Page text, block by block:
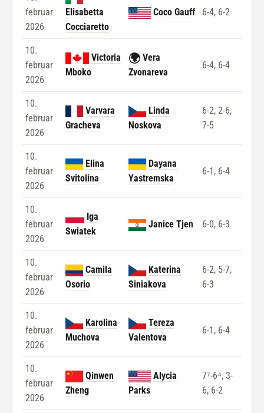
februar
2026
Elisabetta
Cocciaretto
Coco Gauff 6-4, 6-2
10.
februar
2026
Victoria
Mboko
🌍 Vera
Zvonareva
6-4, 6-4
10.
februar
2026
Varvara
Gracheva
Linda
Noskova
6-2, 2-6,
7-5
10.
februar
2026
Elina
Svitolina
Dayana
Yastremska
6-1, 6-4
10.
februar
2026
Iga
Swiatek
Janice Tjen 6-0, 6-3
10.
februar
2026
Camila
Osorio
Katerina
Siniakova
6-2, 5-7,
6-3
10.
februar
2026
Karolina
Muchova
Tereza
Valentova
6-1, 6-4
10.
februar
2026
Qinwen
Zheng
Alycia
Parks
7⁷-6⁴, 3-
6, 6-2